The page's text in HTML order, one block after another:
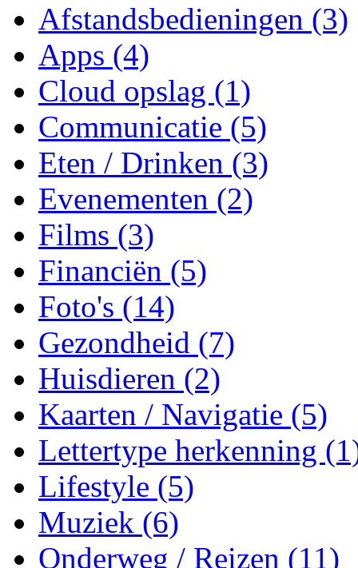
Afstandsbedieningen (3)
Apps (4)
Cloud opslag (1)
Communicatie (5)
Eten / Drinken (3)
Evenementen (2)
Films (3)
Financiën (5)
Foto's (14)
Gezondheid (7)
Huisdieren (2)
Kaarten / Navigatie (5)
Lettertype herkenning
Lifestyle (5)
Muziek (6)
Onderweg / Reizen (11)